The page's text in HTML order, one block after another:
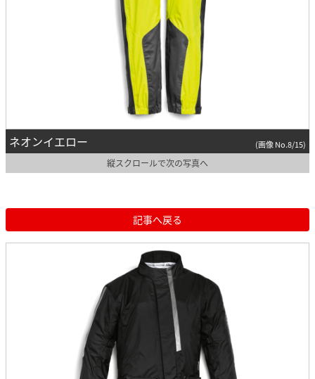
ネオンイエロー (画像 No.8/15)
縦スクロールで次の写真へ
記事へ戻る